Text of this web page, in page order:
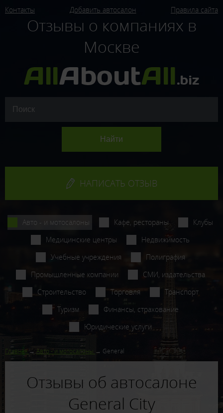
Контакты Добавить автосалон Правила сайта
Отзывы о компаниях в
Москве
НАПИСАТЬ ОТЗЫВ
Авто - и мотосалоны Кафе, рестораны
Клубы
Медицинские центры
Недвижимость
Учебные учреждения
Полиграфия
Промышленные компании
СМИ, издательства
Строительство
Торговля
Транспорт
Туризм
Финансы, страхование
Юридические услуги
Главная Авто - и мотосалоны General
Отзывы об автосалоне
General City